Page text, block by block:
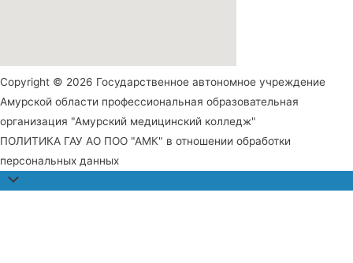
Copyright © 2026 Государственное автономное учреждение
Амурской области профессиональная образовательная
организация "Амурский медицинский колледж"
ПОЛИТИКА ГАУ АО ПОО "АМК" в отношении обработки
персональных данных
Прокрутить